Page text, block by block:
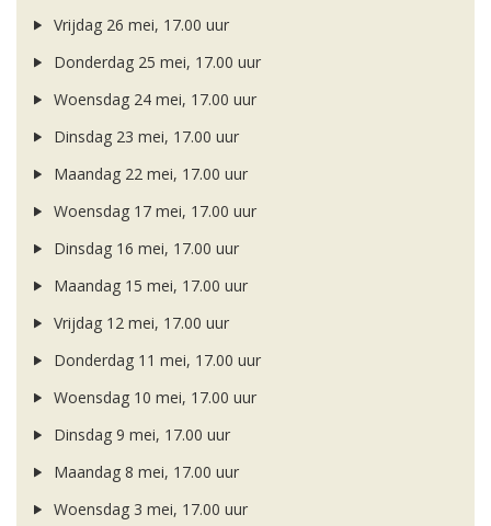
Vrijdag 26 mei, 17.00 uur
Donderdag 25 mei, 17.00 uur
Woensdag 24 mei, 17.00 uur
Dinsdag 23 mei, 17.00 uur
Maandag 22 mei, 17.00 uur
Woensdag 17 mei, 17.00 uur
Dinsdag 16 mei, 17.00 uur
Maandag 15 mei, 17.00 uur
Vrijdag 12 mei, 17.00 uur
Donderdag 11 mei, 17.00 uur
Woensdag 10 mei, 17.00 uur
Dinsdag 9 mei, 17.00 uur
Maandag 8 mei, 17.00 uur
Woensdag 3 mei, 17.00 uur